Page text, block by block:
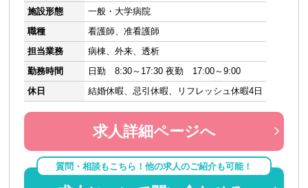
施設形態
一般・大学病院
職種
看護師、准看護師
担当業務
病棟、外来、透析
勤務時間
日勤 8:30～17:30 夜勤 17:00～9:00
休日
結婚休暇、忌引休暇、リフレッシュ休暇4日
求人詳細ページへ
質問・相談もこちら！他の求人のご紹介も可能！